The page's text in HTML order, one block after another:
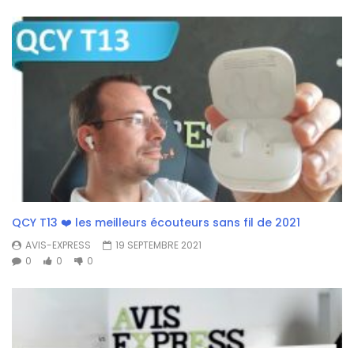
QCY T13 ❤️ les meilleurs écouteurs sans fil de 2021
AVIS-EXPRESS
19 SEPTEMBRE 2021
0
0 0